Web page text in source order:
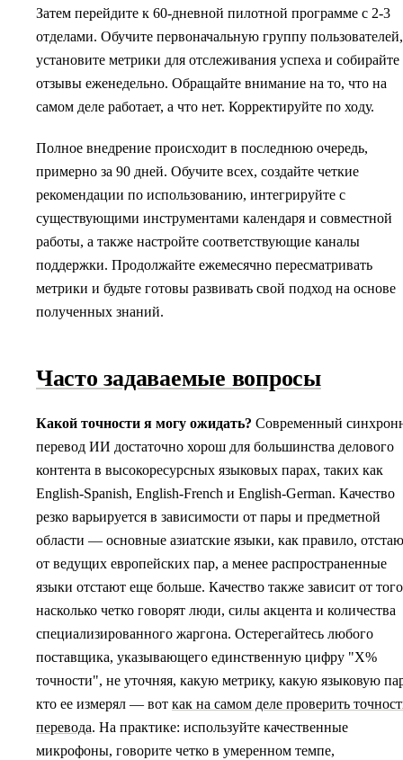
Затем перейдите к 60-дневной пилотной программе с 2-3
отделами. Обучите первоначальную группу пользователей,
установите метрики для отслеживания успеха и собирайте
отзывы еженедельно. Обращайте внимание на то, что на
самом деле работает, а что нет. Корректируйте по ходу.
Полное внедрение происходит в последнюю очередь,
примерно за 90 дней. Обучите всех, создайте четкие
рекомендации по использованию, интегрируйте с
существующими инструментами календаря и совместной
работы, а также настройте соответствующие каналы
поддержки. Продолжайте ежемесячно пересматривать
метрики и будьте готовы развивать свой подход на основе
полученных знаний.
Часто задаваемые вопросы
Какой точности я могу ожидать? Современный
перевод ИИ достаточно хорош для большинства делового
контента в высокоресурсных языковых парах, таких как
English-Spanish, English-French и English-German. Качество
резко варьируется в зависимости от пары и предметной
области — основные азиатские языки, как правило,
от ведущих европейских пар, а менее распространенные
языки отстают еще больше. Качество также зависит от
насколько четко говорят люди, силы акцента и количества
специализированного жаргона. Остерегайтесь любого
поставщика, указывающего единственную цифру "X%
точности", не уточняя, какую метрику, какую языковую
кто ее измерял — вот как на самом деле проверить
перевода. На практике: используйте качественные
микрофоны, говорите четко в умеренном темпе,